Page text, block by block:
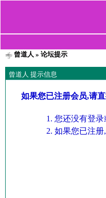
曾道人 » 论坛提示
曾道人 提示信息
如果您已注册会员,请
您还没有登
如果您已注